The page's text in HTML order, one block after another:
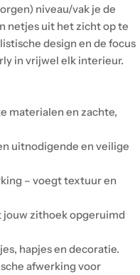
niveau/vak je de
netjes uit het zicht op te
design en de focus
in vrijwel elk interieur.
materialen en zachte,
uitnodigende en veilige
– voegt textuur en
jouw zithoek opgeruimd
hapjes en decoratie.
afwerking voor